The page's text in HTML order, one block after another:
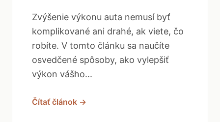
Zvýšenie výkonu auta nemusí byť
komplikované ani drahé, ak viete, čo
robíte. V tomto článku sa naučíte
osvedčené spôsoby, ako vylepšiť
výkon vášho...
Čítať článok →